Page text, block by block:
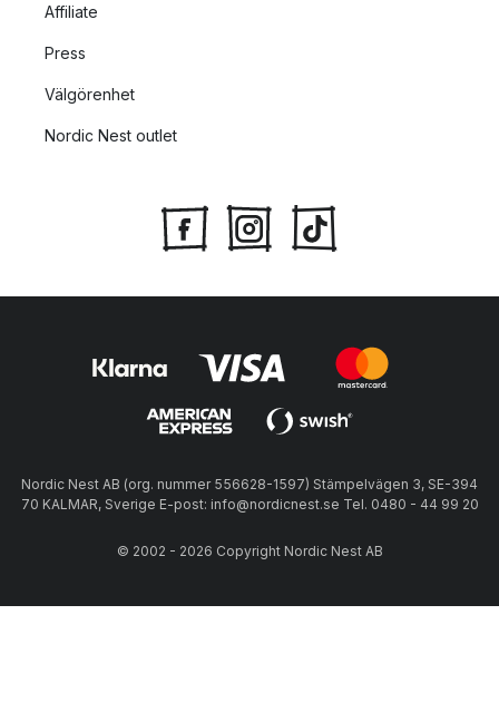
Affiliate
Press
Välgörenhet
Nordic Nest outlet
Nordic Nest AB (org. nummer 556628-1597) Stämpelvägen 3, SE-394
70 KALMAR, Sverige E-post: info@nordicnest.se Tel. 0480 - 44 99 20
© 2002 - 2026 Copyright Nordic Nest AB